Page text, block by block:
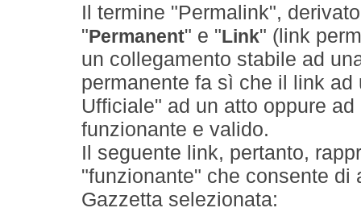
Il termine "Permalink",
" Permanent" e " Link" (link
un collegamento stabile ad
permanente fa sì che il link
Ufficiale" ad un atto oppure
funzionante e valido.
Il seguente link, pertanto,
"funzionante" che consente
Gazzetta selezionata: